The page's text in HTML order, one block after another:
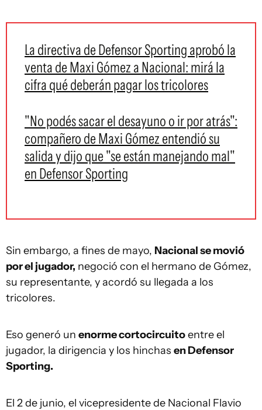
La directiva de Defensor Sporting aprobó la
venta de Maxi Gómez a Nacional: mirá la
cifra qué deberán pagar los tricolores
"No podés sacar el desayuno o ir por atrás":
compañero de Maxi Gómez entendió su
salida y dijo que "se están manejando mal"
en Defensor Sporting
Sin embargo, a fines de mayo, Nacional se movió
por el jugador, negoció con el hermano de Gómez,
su representante, y acordó su llegada a los
tricolores.
Eso generó un enorme cortocircuitoentre el
jugador, la dirigencia y los hinchas en Defensor
Sporting.
El 2 de junio, el vicepresidente de Nacional Flavio